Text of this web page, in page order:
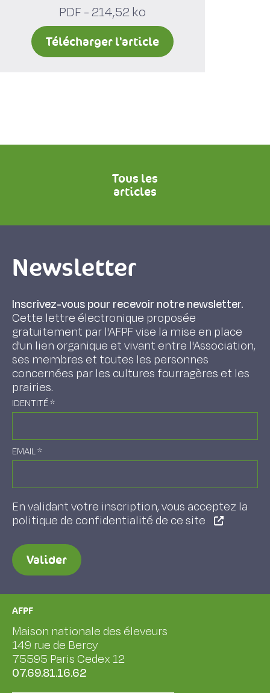
PDF - 214,52 ko
Télécharger l'article
Tous les
articles
Newsletter
Inscrivez-vous pour recevoir notre newsletter.
Cette lettre électronique proposée
gratuitement par l'AFPF vise la mise en place
d'un lien organique et vivant entre l'Association,
ses membres et toutes les personnes
concernées par les cultures fourragères et les
prairies.
IDENTITÉ*
EMAIL*
En validant votre inscription, vous acceptez la
politique de confidentialité de ce site
Valider
AFPF
Maison nationale des éleveurs
149 rue de Bercy
75595 Paris Cedex 12
07.69.81.16.62